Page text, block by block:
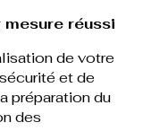
réussi
de votre
et de
préparation du
des